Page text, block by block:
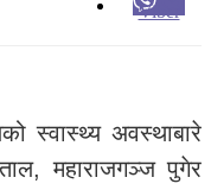
Viber
स्वास्थ्य अवस्थाबारे
महाराजगञ्ज पुगेर